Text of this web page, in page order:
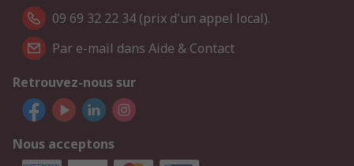
09 69 32 22 34 (prix d'un appel local).
Par e-mail dans Aide & Contact
Retrouvez-nous sur
Nous acceptons